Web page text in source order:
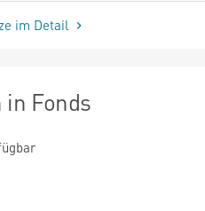
im Detail
Fonds